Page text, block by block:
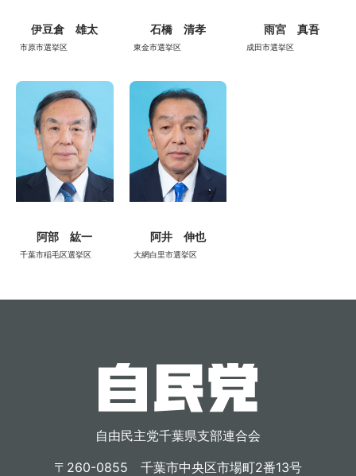
伊豆倉 雄太
市原市選挙区
石橋 清孝
東金市選挙区
雨宮 真吾
成田市選挙区
阿部 紘一
千葉市稲毛区選挙区
阿井 伸也
大網白里市選挙区
自由民主党千葉県支部連合会
〒260-0855 千葉市中央区市場町2番13号